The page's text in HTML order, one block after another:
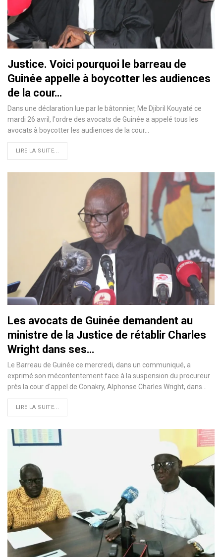
Justice. Voici pourquoi le barreau de
Guinée appelle à boycotter les audiences
de la cour…
Dans une déclaration lue par le bâtonnier, Me Djibril Kouyaté ce
mardi 26 avril, l'ordre des avocats de Guinée a appelé tous les
avocats à boycotter les audiences de la cour…
LIRE LA SUITE...
Les avocats de Guinée demandent au
ministre de la Justice de rétablir Charles
Wright dans ses…
Le Barreau de Guinée ce mercredi, dans un communiqué, a
exprimé son mécontentement face à la suspension du procureur
près la cour d'appel de Conakry, Alphonse Charles Wright, dans…
LIRE LA SUITE...